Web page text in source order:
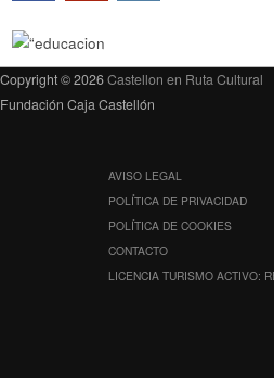
Copyright © 2026Castellon en Ruta Cultural
Fundación Caja Castellón
AVISO LEGAL
POLÍTICA DE PRIVACIDAD
POLÍTICA DE COOKIES
CONTACTO
LICENCIA TURISMO ACTIVO: